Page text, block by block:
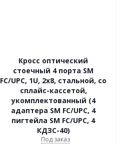
Кросс оптический
стоечный 4 порта SM
FC/UPC, 1U, 2х8, стальной, со
сплайс-кассетой,
укомплектованный (4
адаптера SM FC/UPC, 4
пигтейла SM FC/UPC, 4
КДЗС-40)
Под заказ